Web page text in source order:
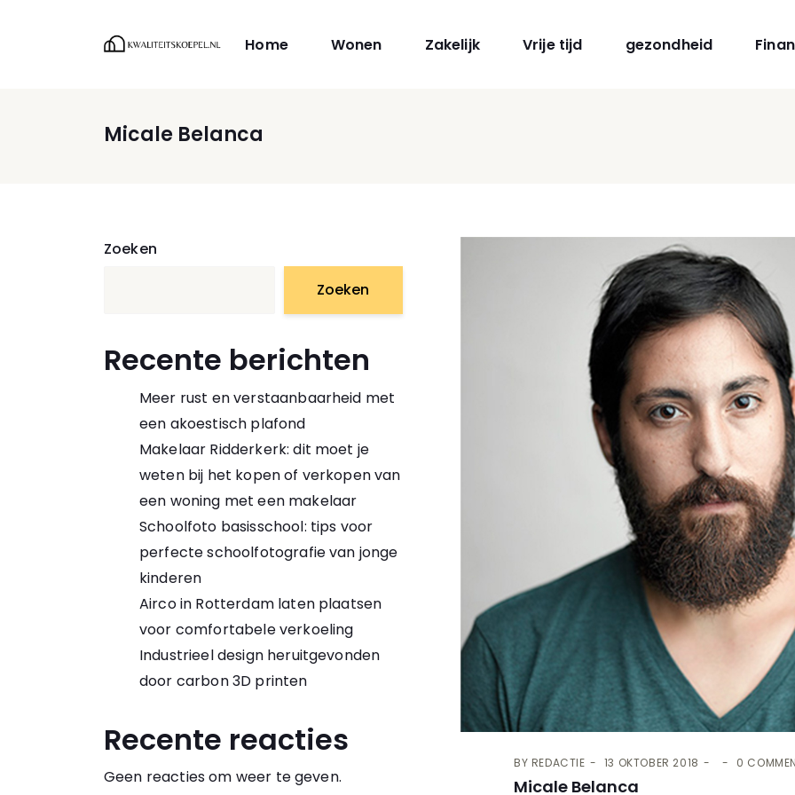
Home Wonen Zakelijk Vrije tijd gezondheid
Micale Belanca
Zoeken
Zoeken
Recente berichten
Meer rust en verstaanbaarheid met
een akoestisch plafond
Makelaar Ridderkerk: dit moet je
weten bij het kopen of verkopen van
een woning met een makelaar
Schoolfoto basisschool: tips voor
perfecte schoolfotografie van jonge
kinderen
Airco in Rotterdam laten plaatsen
voor comfortabele verkoeling
Industrieel design heruitgevonden
door carbon 3D printen
Recente reacties
Geen reacties om weer te geven.
BY REDACTIE 13 OKTOBER 2018 0
Micale Belanca